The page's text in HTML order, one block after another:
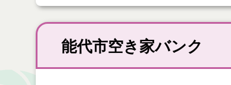
能代市空き家バンク